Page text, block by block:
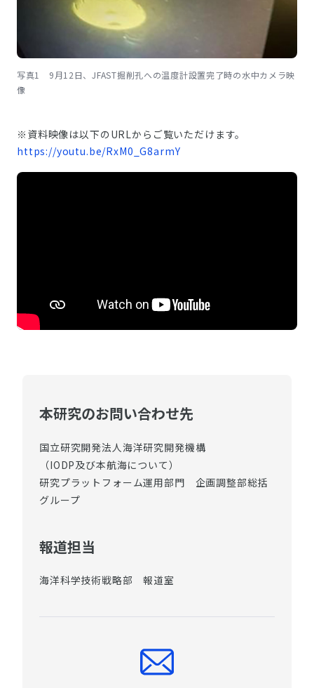
写真1 9月12日、JFAST掘削孔への温度計設置完了時の水中カメラ映
像
※資料映像は以下のURLからご覧いただけます。
https://youtu.be/RxM0_G8armY
本研究のお問い合わせ先
国立研究開発法人海洋研究開発機構
（IODP及び本航海について）
研究プラットフォーム運用部門 企画調整部総括
グループ
報道担当
海洋科学技術戦略部 報道室